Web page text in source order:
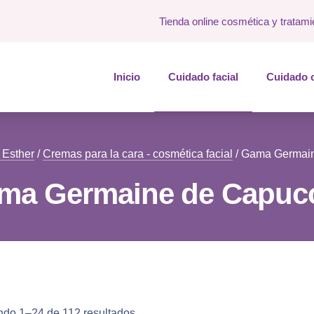
Tienda online cosmética y
Inicio Cuidado facial Cuidado
/Cremas para la cara - cosmética facial / Gama
Germaine de